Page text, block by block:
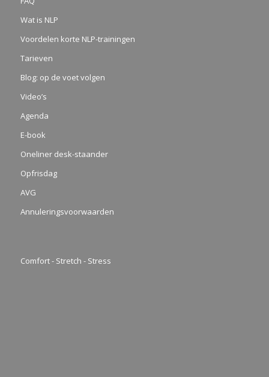
Wat is NLP
Voordelen korte NLP-trainingen
Tarieven
Blog: op de voet volgen
Video’s
Agenda
E-book
Oneliner desk-staander
Opfrisdag
AVG
Annuleringsvoorwaarden
Comfort - Stretch - Stress